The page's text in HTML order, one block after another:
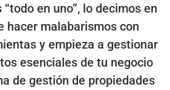
en uno”, lo decimos en
hacer malabarismos con
y empieza a gestionar
esenciales de tu negocio
de gestión de propiedades